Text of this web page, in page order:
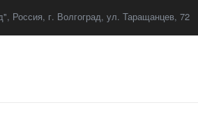
, Россия, г. Волгоград, ул. Таращанцев, 72